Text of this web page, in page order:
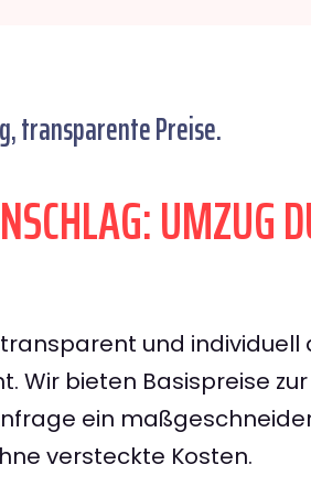
transparente Preise.
UMZUG
und individuell
Wir bieten Basispreise
ein
versteckte Kosten.